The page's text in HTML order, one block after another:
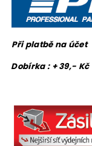
Při platbě na účet
Dobírka : + 39,- Kč